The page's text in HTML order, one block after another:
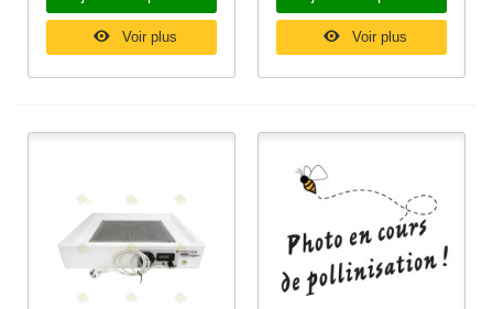
Voir plus Voir plus